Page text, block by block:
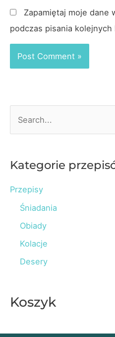
Zapamiętaj moje dane
podczas pisania kolejnych
r
h
Kategorie
Przepisy
Śniadania
Obiady
Kolacje
Desery
Koszyk